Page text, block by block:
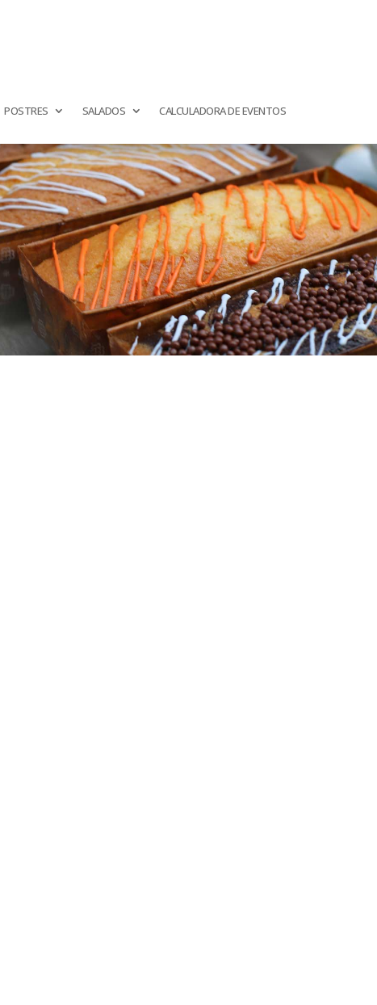
POSTRES SALADOS CALCULADORA DE EVENTOS